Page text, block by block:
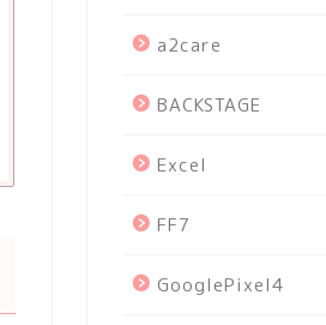
a2care
BACKSTAGE
Excel
FF7
GooglePixel4